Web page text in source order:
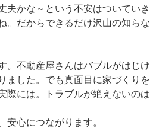
夫かな～という不安はついていき
。だからできるだけ沢山の知らな
。不動産屋さんはバブルがはじけ
ました。でも真面目に家づくりを
際には。トラブルが絶えないのは
心につながります。